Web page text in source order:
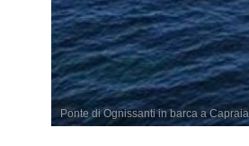
Ponte di Ognissanti in barca a Capraia